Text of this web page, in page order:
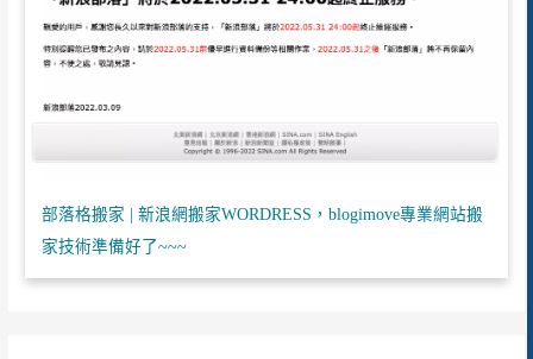
部落格搬家 | 新浪網搬家WORDRESS，blogimove專業網站搬
家技術準備好了~~~